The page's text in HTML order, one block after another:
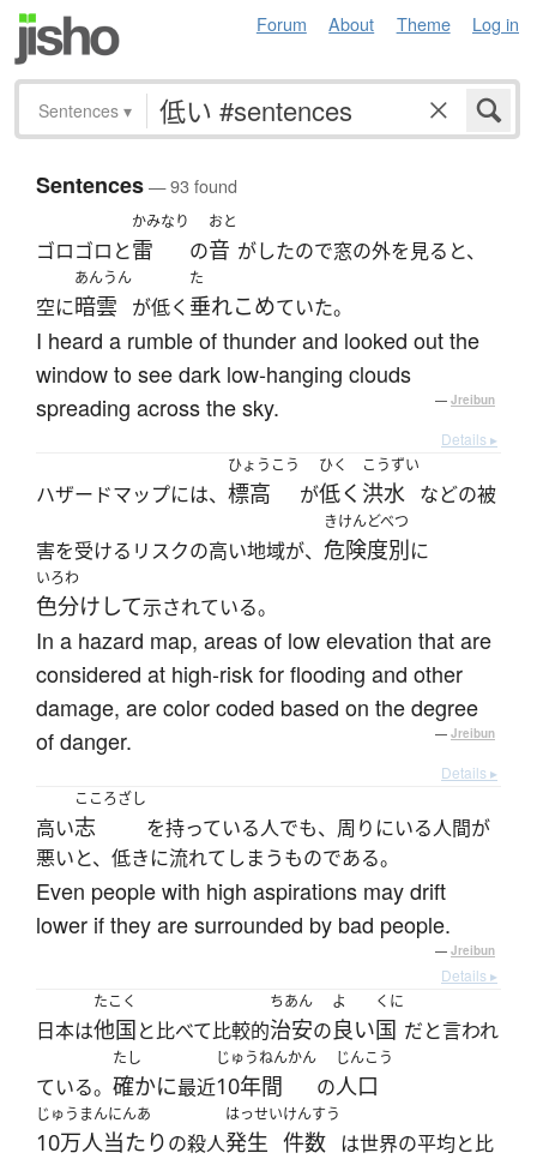
Forum About Theme Log in
Sentences ▾
Sentences— 93 found
ゴロゴロと
かみなり
雷 の
おと
音 がしたので窓の外を見ると、
空に
あんうん
暗雲 が低く
た
垂れこめていた。
I heard a rumble of thunder and looked out the
window to see dark low-hanging clouds
spreading across the sky.
— Jreibun
Details ▸
ハザードマップには、
ひょうこう
標高 が
ひく
低く
こうずい
洪水 などの被
害を受けるリスクの高い地域が、
きけんどべつ
危険度別に
いろわ
色分けして示されている。
In a hazard map, areas of low elevation that are
considered at high-risk for flooding and other
damage, are color coded based on the degree
of danger.
— Jreibun
Details ▸
高い
こころざし
志
を持っている人でも、周りにいる人間が
悪いと、低きに流れてしまうものである。
Even people with high aspirations may drift
lower if they are surrounded by bad people.
— Jreibun
Details ▸
日本は
たこく
他国と比べて比較的
ちあん
治安の
よ
良い
くに
国 だと言われ
ている。
たし
確かに最近
じゅうねんかん
10年間 の
じんこう
人口
じゅうまんにんあ
10万人当たりの殺人
はっせい
発生
けんすう
件数 は世界の平均と比